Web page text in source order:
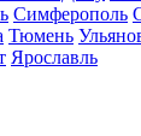
Симферополь
Тюмень
Ярославль